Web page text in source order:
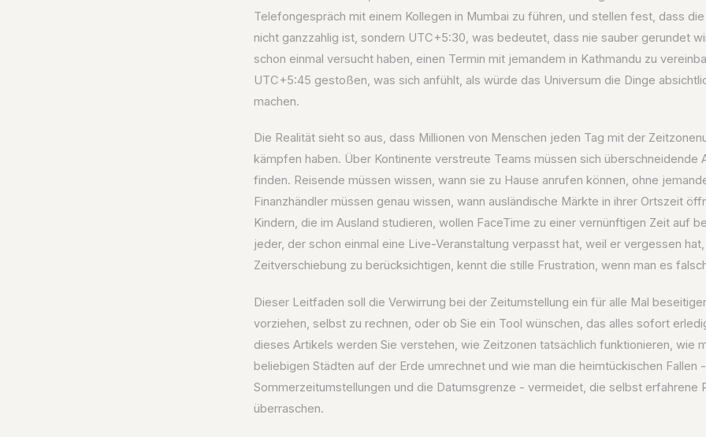
Telefongespräch mit einem Kollegen in Mumbai zu führen, und stellen fest, dass
nicht ganzzahlig ist, sondern UTC+5:30, was bedeutet, dass nie sauber gerundet
schon einmal versucht haben, einen Termin mit jemandem in Kathmandu zu
UTC+5:45 gestoßen, was sich anfühlt, als würde das Universum die Dinge
machen.
Die Realität sieht so aus, dass Millionen von Menschen jeden Tag mit der
kämpfen haben. Über Kontinente verstreute Teams müssen sich überschneidende
finden. Reisende müssen wissen, wann sie zu Hause anrufen können, ohne
Finanzhändler müssen genau wissen, wann ausländische Märkte in ihrer Ortszeit
Kindern, die im Ausland studieren, wollen FaceTime zu einer vernünftigen Zeit auf
jeder, der schon einmal eine Live-Veranstaltung verpasst hat, weil er vergessen
Zeitverschiebung zu berücksichtigen, kennt die stille Frustration, wenn man es
Dieser Leitfaden soll die Verwirrung bei der Zeitumstellung ein für alle Mal
vorziehen, selbst zu rechnen, oder ob Sie ein Tool wünschen, das alles sofort
dieses Artikels werden Sie verstehen, wie Zeitzonen tatsächlich funktionieren, wie
beliebigen Städten auf der Erde umrechnet und wie man die heimtückischen Fallen
Sommerzeitumstellungen und die Datumsgrenze - vermeidet, die selbst erfahrene
überraschen.